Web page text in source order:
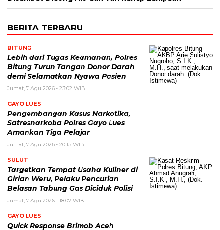
BERITA TERBARU
BITUNG
Lebih dari Tugas Keamanan, Polres
Bitung Turun Tangan Donor Darah
demi Selamatkan Nyawa Pasien
Jumat, 7 Agu 2026 - 23:02 WIB
GAYO LUES
Pengembangan Kasus Narkotika,
Satresnarkoba Polres Gayo Lues
Amankan Tiga Pelajar
Jumat, 7 Agu 2026 - 20:15 WIB
SULUT
Targetkan Tempat Usaha Kuliner di
Girian Weru, Pelaku Pencurian
Belasan Tabung Gas Diciduk Polisi
Jumat, 7 Agu 2026 - 18:07 WIB
GAYO LUES
Quick Response Brimob Aceh